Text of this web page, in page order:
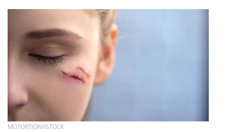
MOTORTION/ISTOCK